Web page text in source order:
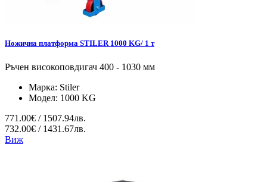
Ножична платформа STILER 1000 KG/ 1 т
Ръчен високоповдигач 400 - 1030 мм
Марка: Stiler
Модел: 1000 KG
771.00€ / 1507.94лв.
732.00€ / 1431.67лв.
Виж